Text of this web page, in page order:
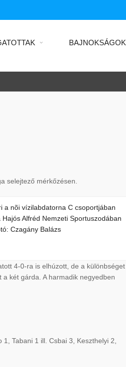
BAJNOKSÁGOK
selejtező mérkőzésen.
4-0-ra is elhúzott, de a különbséget
két gárda. A harmadik negyedben
Tabani 1 ill. Csbai 3, Keszthelyi 2,